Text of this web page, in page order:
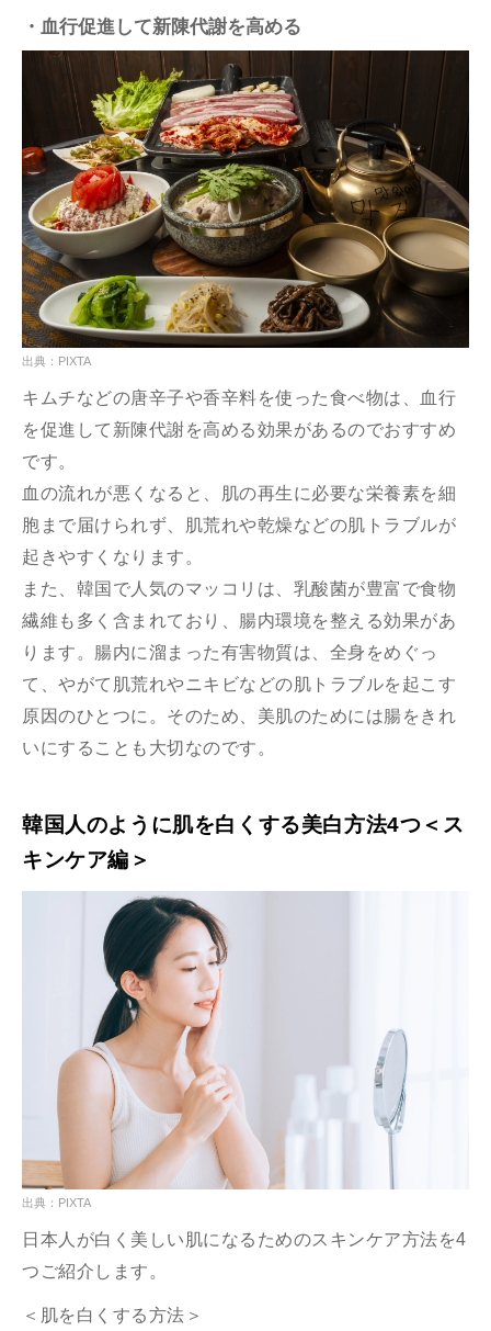
・血行促進して新陳代謝を高める
出典：PIXTA
キムチなどの唐辛子や香辛料を使った食べ物は、血行
を促進して新陳代謝を高める効果があるのでおすすめ
です。
血の流れが悪くなると、肌の再生に必要な栄養素を細
胞まで届けられず、肌荒れや乾燥などの肌トラブルが
起きやすくなります。
また、韓国で人気のマッコリは、乳酸菌が豊富で食物
繊維も多く含まれており、腸内環境を整える効果があ
ります。腸内に溜まった有害物質は、全身をめぐっ
て、やがて肌荒れやニキビなどの肌トラブルを起こす
原因のひとつに。そのため、美肌のためには腸をきれ
いにすることも大切なのです。
韓国人のように肌を白くする美白方法4つ＜ス
キンケア編＞
出典：PIXTA
日本人が白く美しい肌になるためのスキンケア方法を4
つご紹介します。
＜肌を白くする方法＞